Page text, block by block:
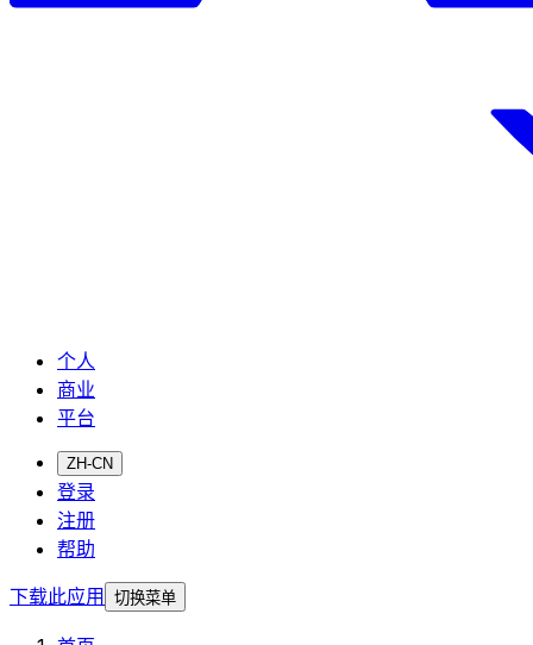
个人
商业
平台
ZH-CN
登录
注册
帮助
下载此应用 切换菜单